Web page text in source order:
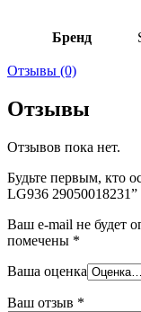
Бренд
Отзывы (0)
Отзывы
Отзывов пока нет.
Будьте первым, кто
LG936 29050018231”
Ваш e-mail не будет
помечены *
Ваша оценка
Ваш отзыв *